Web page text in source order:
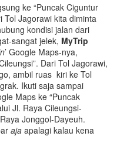
ke “Puncak Ciguntur
Tol Jagorawi kita diminta
kondisi jalan dari
sangat jelek, MyTrip
’ Google Maps-nya,
Dari Tol Jagorawi,
ambil ruas kiri ke Tol
Ikuti saja sampai
Maps ke “Puncak
Jl. Raya Cileungsi-
Jonggol-Dayeuh.
aja apalagi kalau kena